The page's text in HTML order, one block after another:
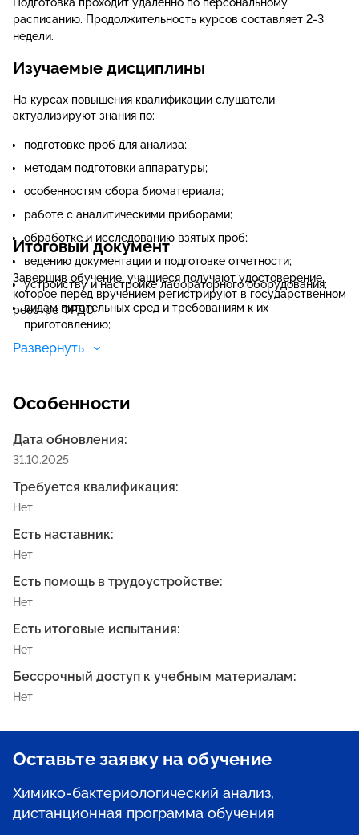
расписанию. Продолжительность курсов составляет 2-3
недели.
Изучаемые дисциплины
На курсах повышения квалификации слушатели
актуализируют знания по:
подготовке проб для анализа;
методам подготовки аппаратуры;
особенностям сбора биоматериала;
работе с аналитическими приборами;
обработке и исследованию взятых проб;
ведению документации и подготовке отчетности;
устройству и настройке лабораторного оборудования;
видам питательных сред и требованиям к их
приготовлению;
основам охраны труда и безопасности работы в
Итоговый документ
Завершив обучение, учащиеся получают удостоверение,
которое перед вручением регистрируют в государственном
реестре ФРДО.
Развернуть
Особенности
Дата обновления:
31.10.2025
Требуется квалификация:
Нет
Есть наставник:
Нет
Есть помощь в трудоустройстве:
Нет
Есть итоговые испытания:
Нет
Бессрочный доступ к учебным материалам:
Нет
Оставьте заявку на обучение
Химико-бактериологический анализ,
дистанционная программа обучения